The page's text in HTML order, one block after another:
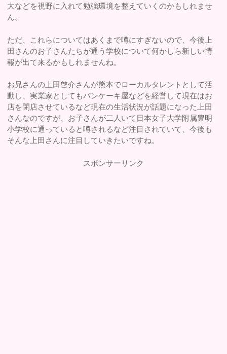
大などを視野に入れて勉強環境を整えていくのかもしれませ
ん。
ただ、これらについてはあくまで噂にすぎないので、今後上
田さんのお子さんたちが通う学校について何かしら新しい情
報が出て来るかもしれませんね。
お兄さんの上田啓介さんが熊本でローカルタレントとして活
動し、実業家としてもパンケーキ屋などを経営して現在はお
店を閉店させているなど現在の生活状況が話題になった上田
さんなのですが、お子さんが二人いて日本女子大学附属豊明
小学校に通っていると噂されるなど注目されていて、今後も
そんな上田さんに注目していきたいですね。
スポンサーリンク